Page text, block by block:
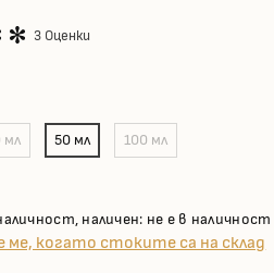
3 Оценки
мл 50 мл 100 мл
наличен: не е в наличност
ме, когато стоките са на склад